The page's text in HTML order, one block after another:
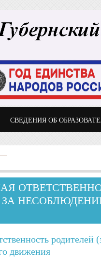
СВЕДЕНИЯ ОБ
ЗА
движения